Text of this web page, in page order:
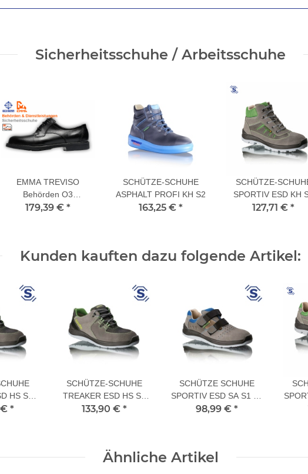
Sicherheitsschuhe / Arbeitsschuhe
EMMA TREVISO
Behörden O3
Sicherheitsschuhe
179,39 € *
SCHÜTZE-SCHUHE
ASPHALT PROFI KH S2
163,25 € *
SCHÜTZE-
SPORTIV ESD KH
127,71 € *
Kunden kauften dazu folgende Artikel:
HS S3
€ *
SCHÜTZE-SCHUHE
TREAKER ESD HS S3
46 L
133,90 € *
SCHÜTZE SCHUHE
SPORTIV ESD SA S1 46
L
98,99 € *
Ähnliche Artikel